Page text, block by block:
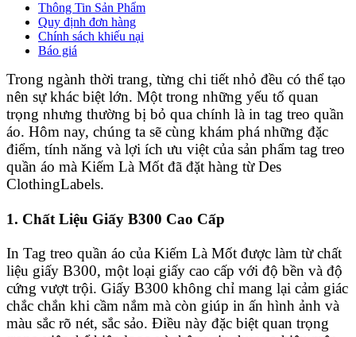
Thông Tin Sản Phẩm
Quy định đơn hàng
Chính sách khiếu nại
Báo giá
Trong ngành thời trang, từng chi tiết nhỏ đều có thể tạo
nên sự khác biệt lớn. Một trong những yếu tố quan
trọng nhưng thường bị bỏ qua chính là in tag treo quần
áo. Hôm nay, chúng ta sẽ cùng khám phá những đặc
điểm, tính năng và lợi ích ưu việt của sản phẩm tag treo
quần áo mà Kiếm Là Mốt đã đặt hàng từ Des
ClothingLabels.
1. Chất Liệu Giấy B300 Cao Cấp
In Tag treo quần áo của Kiếm Là Mốt được làm từ chất
liệu giấy B300, một loại giấy cao cấp với độ bền và độ
cứng vượt trội. Giấy B300 không chỉ mang lại cảm giác
chắc chắn khi cầm nắm mà còn giúp in ấn hình ảnh và
màu sắc rõ nét, sắc sảo. Điều này đặc biệt quan trọng